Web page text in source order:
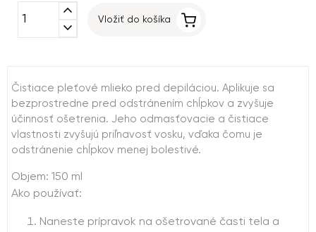
expand_less
expand_more
Vložiť do košíka
Čistiace pleťové mlieko pred depiláciou. Aplikuje sa
bezprostredne pred odstránením chĺpkov a zvyšuje
účinnosť ošetrenia. Jeho odmasťovacie a čistiace
vlastnosti zvyšujú priľnavosť vosku, vďaka čomu je
odstránenie chĺpkov menej bolestivé.
Objem: 150 ml
Ako používať:
Naneste prípravok na ošetrované časti tela a